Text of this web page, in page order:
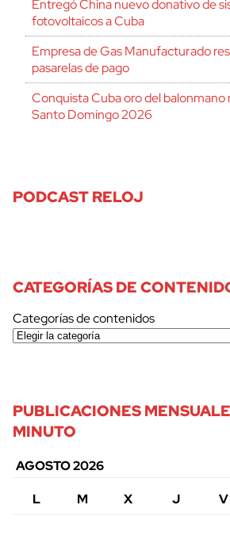
Entregó China nuevo donativo de
fotovoltaicos a Cuba
Empresa de Gas Manufacturado
pasarelas de pago
Conquista Cuba oro del balonmano
Santo Domingo 2026
PODCAST RELOJ
CATEGORÍAS DE
Categorías de contenidos
PUBLICACIONES
MINUTO
AGOSTO 2026
L
M X J V